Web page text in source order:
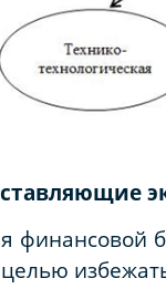
финансовой